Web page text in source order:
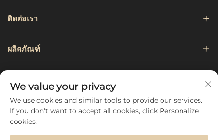
ติดต่อเรา
ผลิตภัณฑ์
ติดตามเรา
We value your privacy
We use cookies and similar tools to provide our services.
If you don't want to accept all cookies, click Personalize
cookies.